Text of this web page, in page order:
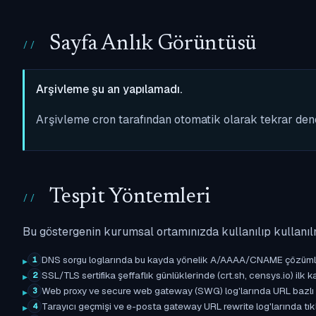
Sayfa Anlık Görüntüsü
Arşivleme şu an yapılamadı.
Arşivleme cron tarafından otomatik olarak tekrar
Tespit Yöntemleri
Bu göstergenin kurumsal ortamınızda kullanılıp
1 DNS sorgu loglarında bu kayda yönelik A/AAAA/CNAME
2 SSL/TLS sertifika şeffaflık günlüklerinde (crt.sh, censys.io) ilk
3 Web proxy ve secure web gateway (SWG) log'larında URL
4 Tarayıcı geçmişi ve e-posta gateway URL rewrite log'larında